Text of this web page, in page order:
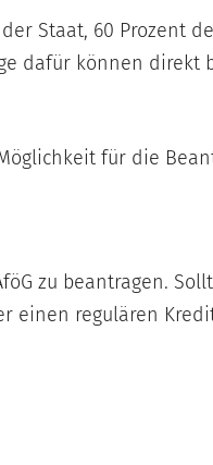
Staat, 60 Prozent
dafür können direkt
für die
zu beantragen.
einen regulären